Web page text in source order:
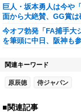
巨人・坂本勇人は今や
面から大絶賛、GG賞は
今オフ勃発「FA捕手
を筆頭に中日、阪神も
関連キーワード
原辰徳 侍ジャパン
■関連記事